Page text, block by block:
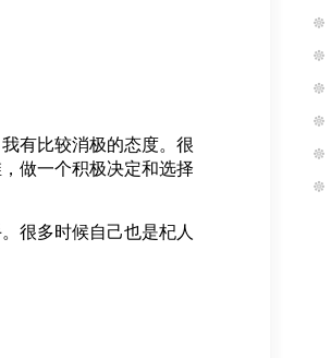
有比较消极的态度。很
做一个积极决定和选择
很多时候自己也是杞人